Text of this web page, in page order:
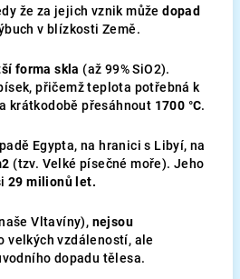
že za jejich vznik můžedopad
v blízkosti Země.
forma skla (až 99% SiO2).
přičemž teplota potřebná k
krátkodobě přesáhnout 1700 °C.
Egypta, na hranici s Libyí, na
(tzv. Velké písečné moře). Jeho
29 milionů let.
Vltavíny), nejsou
velkých vzdáleností, ale
dopadu tělesa.